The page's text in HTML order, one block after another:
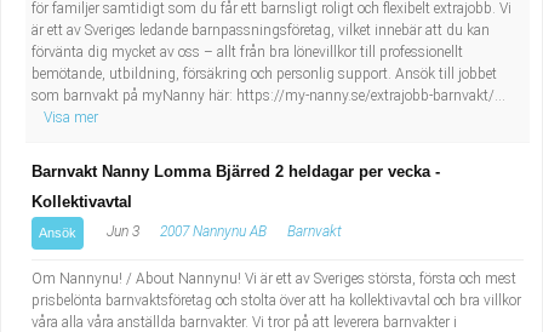
för familjer samtidigt som du får ett barnsligt roligt och flexibelt extrajobb. Vi
är ett av Sveriges ledande barnpassningsföretag, vilket innebär att du kan
förvänta dig mycket av oss – allt från bra lönevillkor till professionellt
bemötande, utbildning, försäkring och personlig support. Ansök till jobbet
som barnvakt på myNanny här: https://my-nanny.se/extrajobb-barnvakt/...
Visa mer
Barnvakt Nanny Lomma Bjärred 2 heldagar per vecka -
Kollektivavtal
Ansök Jun 3 2007 Nannynu AB Barnvakt
Om Nannynu! / About Nannynu! Vi är ett av Sveriges största, första och mest
prisbelönta barnvaktsföretag och stolta över att ha kollektivavtal och bra villkor
våra alla våra anställda barnvakter. Vi tror på att leverera barnvakter i